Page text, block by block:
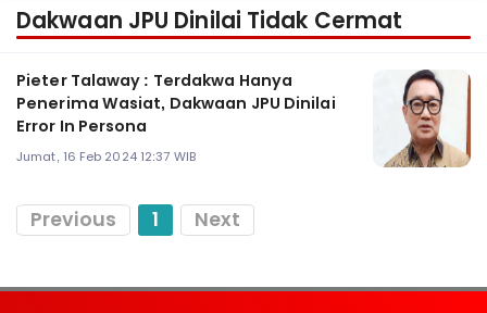
Dakwaan JPU Dinilai Tidak Cermat
Pieter Talaway : Terdakwa Hanya
Penerima Wasiat, Dakwaan JPU Dinilai
Error In Persona
Jumat, 16 Feb 2024 12:37 WIB
Previous 1 Next